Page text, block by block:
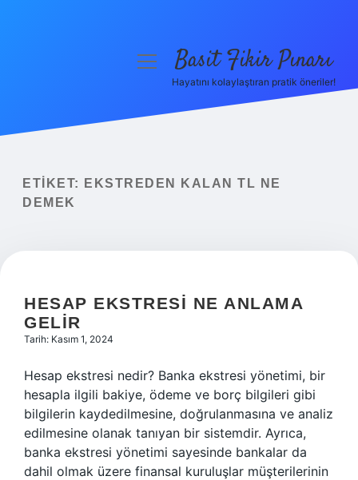
Yasal Uyarı
menüyüBasit Fikir Pınarı
Hayatını kolaylaştıran pratik öneriler!
ETIKET:
EKSTREDEN KALAN TL NE
DEMEK
HESAP EKSTRESI NE ANLAMA
GELIR
Tarih: Kasım 1, 2024
Hesap ekstresi nedir? Banka ekstresi yönetimi, bir
hesapla ilgili bakiye, ödeme ve borç bilgileri gibi
bilgilerin kaydedilmesine, doğrulanmasına ve analiz
edilmesine olanak tanıyan bir sistemdir. Ayrıca,
banka ekstresi yönetimi sayesinde bankalar da
dahil olmak üzere finansal kuruluşlar müşterilerinin